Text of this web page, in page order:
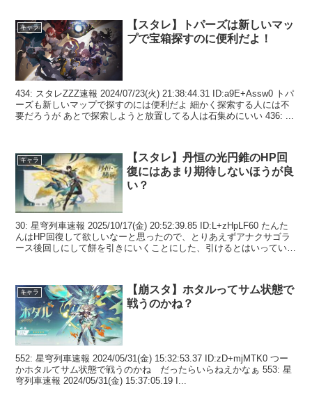
キャラ
【スタレ】トパーズは新しいマッ
プで宝箱探すのに便利だよ！
434: スタレZZZ速報 2024/07/23(火) 21:38:44.31 ID:a9E+Assw0 トパ
ーズも新しいマップで探すのには便利だよ 細かく探索する人には不
要だろうが あとで探索しようと放置してる人は石集めにいい 436: ...
キャラ
【スタレ】丹恒の光円錐のHP回
復にはあまり期待しないほうが良
い？
30: 星穹列車速報 2025/10/17(金) 20:52:39.85 ID:L+zHpLF60 たんた
んはHP回復して欲しいなーと思ったので、とりあえずアナクサゴラ
ース後回しにして餅を引きにいくことにした、引けるとはいっていな
キャラ
【崩スタ】ホタルってサム状態で
戦うのかね？
552: 星穹列車速報 2024/05/31(金) 15:32:53.37 ID:zD+mjMTK0 つー
かホタルてサム状態で戦うのかね だったらいらねえかなぁ 553: 星
穹列車速報 2024/05/31(金) 15:37:05.19 I...